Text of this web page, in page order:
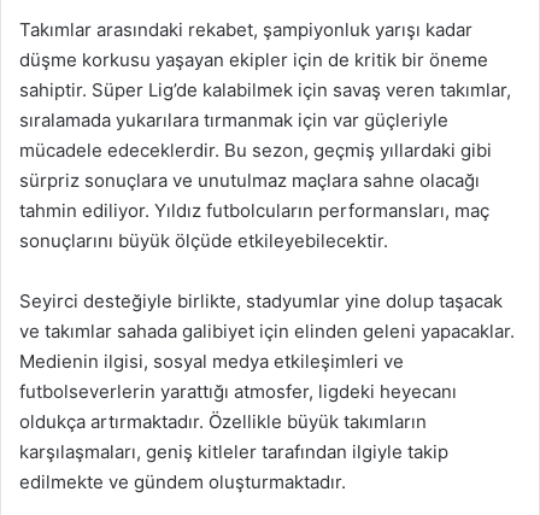
Takımlar arasındaki rekabet, şampiyonluk yarışı kadar
düşme korkusu yaşayan ekipler için de kritik bir öneme
sahiptir. Süper Lig’de kalabilmek için savaş veren takımlar,
sıralamada yukarılara tırmanmak için var güçleriyle
mücadele edeceklerdir. Bu sezon, geçmiş yıllardaki gibi
sürpriz sonuçlara ve unutulmaz maçlara sahne olacağı
tahmin ediliyor. Yıldız futbolcuların performansları, maç
sonuçlarını büyük ölçüde etkileyebilecektir.
Seyirci desteğiyle birlikte, stadyumlar yine dolup taşacak
ve takımlar sahada galibiyet için elinden geleni yapacaklar.
Medienin ilgisi, sosyal medya etkileşimleri ve
futbolseverlerin yarattığı atmosfer, ligdeki heyecanı
oldukça artırmaktadır. Özellikle büyük takımların
karşılaşmaları, geniş kitleler tarafından ilgiyle takip
edilmekte ve gündem oluşturmaktadır.